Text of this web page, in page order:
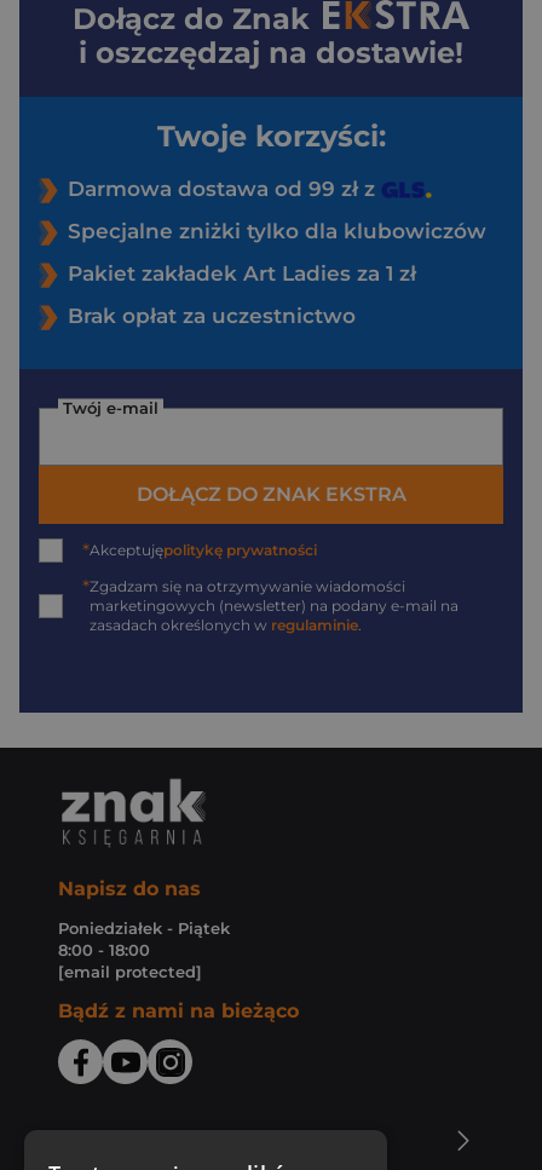
Dołącz do Znak
i oszczędzaj na dostawie!
Twoje korzyści:
Darmowa dostawa od 99 zł z
Specjalne zniżki tylko dla klubowiczów
Pakiet zakładek Art Ladies za 1 zł
Brak opłat za uczestnictwo
Twój e-mail
DOŁĄCZ DO ZNAK EKSTRA
*Akceptujępolitykę prywatności
*Zgadzam się na otrzymywanie wiadomości
marketingowych (newsletter) na podany e-mail na
zasadach określonych w regulaminie.
Napisz do nas
Poniedziałek - Piątek
8:00 - 18:00
[email protected]
Bądź z nami na bieżąco